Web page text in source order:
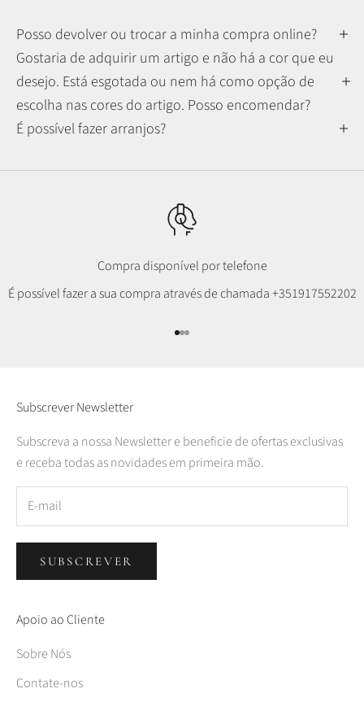
Posso devolver ou trocar a minha compra online?
Gostaria de adquirir um artigo e não há a cor que eu
desejo. Está esgotada ou nem há como opção de
escolha nas cores do artigo. Posso encomendar?
É possível fazer arranjos?
Compra disponível por telefone
É possível fazer a sua compra através de chamada+351917552202
Ir para item 1
Ir para item 2
Ir para item 3
Subscrever Newsletter
Subscreva a nossa Newsletter e beneficie de ofertas exclusivas
e receba todas as novidades em primeira mão.
SUBSCREVER
Apoio ao Cliente
Sobre Nós
Contate-nos